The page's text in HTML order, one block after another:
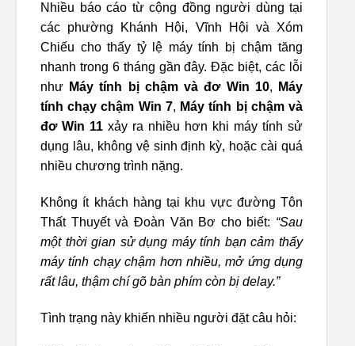
Nhiều báo cáo từ cộng đồng người dùng tại
các phường Khánh Hội, Vĩnh Hội và Xóm
Chiếu cho thấy tỷ lệ máy tính bị chậm tăng
nhanh trong 6 tháng gần đây. Đặc biệt, các lỗi
như Máy tính bị chậm và đơ Win 10,
Máy
tính chạy chậm Win 7, Máy tính bị chậm và
đơ Win 11 xảy ra nhiều hơn khi máy tính sử
dụng lâu, không vệ sinh định kỳ, hoặc cài quá
nhiều chương trình nặng.
Không ít khách hàng tại khu vực đường Tôn
Thất Thuyết và Đoàn Văn Bơ cho biết: “Sau
một thời gian sử dụng máy tính bạn cảm thấy
máy tính chạy chậm hơn nhiều, mở ứng dụng
rất lâu, thậm chí gõ bàn phím còn bị delay.”
Tình trạng này khiến nhiều người đặt câu hỏi: